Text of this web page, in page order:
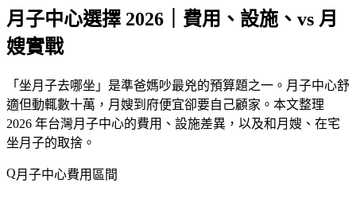
月子中心選擇 2026｜費用、設施、vs 月
嫂實戰
「 坐月子去哪坐 」是準爸媽吵最兇的預算題之一。月子中心舒
適但動輒數十萬，月嫂到府便宜卻要自己顧家。本文整理
2026 年台灣月子中心的費用、設施差異，以及和月嫂、在宅
坐月子的取捨。
月子中心費用區間